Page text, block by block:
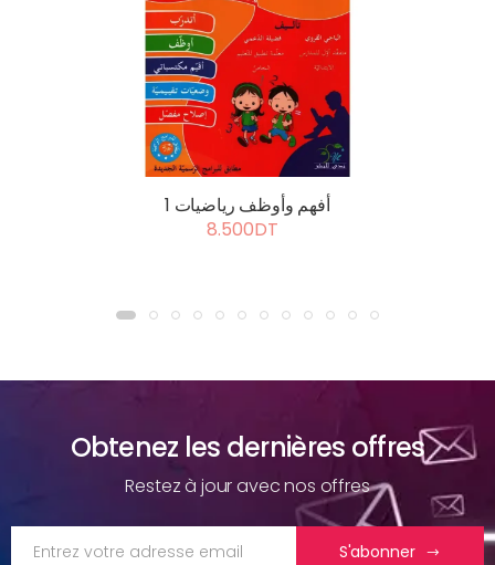
أفهم وأوظف رياضيات 1
8.500DT
Obtenez les dernières offres
Restez à jour avec nos offres
S'abonner